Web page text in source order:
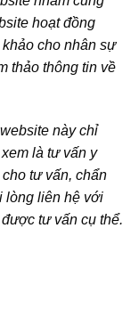
hoạt đồng
cho nhân sự
thảo thông tin về
này chỉ
là tư vấn y
tư vấn, chẩn
lòng liên hệ với
tư vấn cụ thể.